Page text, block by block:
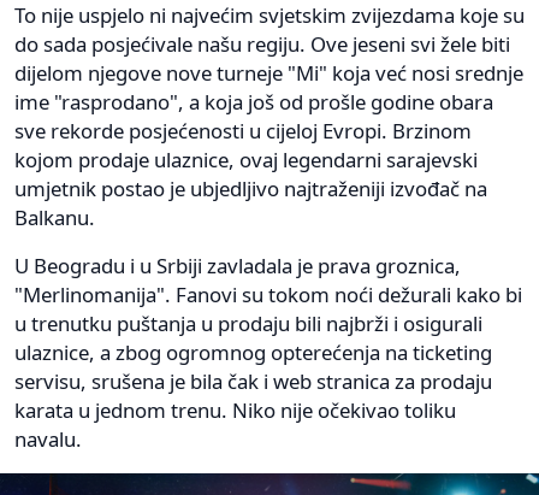
To nije uspjelo ni najvećim svjetskim zvijezdama koje su
do sada posjećivale našu regiju. Ove jeseni svi žele biti
dijelom njegove nove turneje "Mi" koja već nosi srednje
ime "rasprodano", a koja još od prošle godine obara
sve rekorde posjećenosti u cijeloj Evropi. Brzinom
kojom prodaje ulaznice, ovaj legendarni sarajevski
umjetnik postao je ubjedljivo najtraženiji izvođač na
Balkanu.
U Beogradu i u Srbiji zavladala je prava groznica,
"Merlinomanija". Fanovi su tokom noći dežurali kako bi
u trenutku puštanja u prodaju bili najbrži i osigurali
ulaznice, a zbog ogromnog opterećenja na ticketing
servisu, srušena je bila čak i web stranica za prodaju
karata u jednom trenu. Niko nije očekivao toliku
navalu.